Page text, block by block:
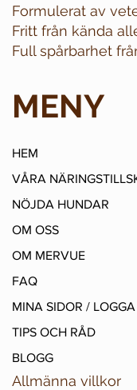
Formulerat av
Fritt från kända
Full spårbarhet
MENY
HEM
VÅRA
NÖJDA HUNDAR
OM OSS
OM MERVUE
FAQ
MINA SIDOR / LOGGA
TIPS OCH RÅD
BLOGG
Allmänna villkor